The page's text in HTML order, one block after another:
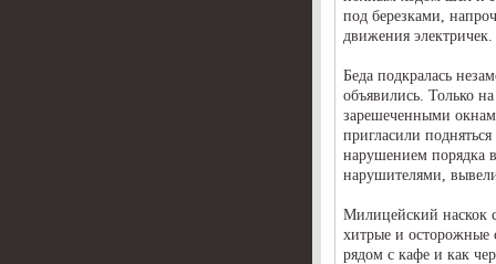
под березками,
движения электричек.
Беда подкралась
объявились. Только
зарешеченными
пригласили
нарушением порядка
нарушителями,
Милицейский наскок
хитрые и осторожные
рядом с кафе и как